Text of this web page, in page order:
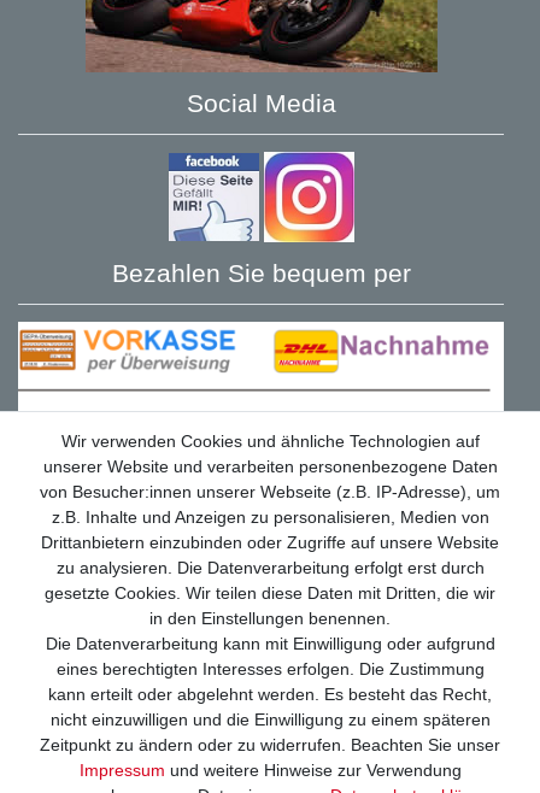
Social Media
Bezahlen Sie bequem per
Wir versenden mit
Wir verwenden Cookies und ähnliche Technologien auf
unserer Website und verarbeiten personenbezogene Daten
von Besucher:innen unserer Webseite (z.B. IP-Adresse), um
z.B. Inhalte und Anzeigen zu personalisieren, Medien von
Drittanbietern einzubinden oder Zugriffe auf unsere Website
zu analysieren. Die Datenverarbeitung erfolgt erst durch
gesetzte Cookies. Wir teilen diese Daten mit Dritten, die wir
in den Einstellungen benennen.
Die Datenverarbeitung kann mit Einwilligung oder aufgrund
eines berechtigten Interesses erfolgen. Die Zustimmung
kann erteilt oder abgelehnt werden. Es besteht das Recht,
nicht einzuwilligen und die Einwilligung zu einem späteren
Zeitpunkt zu ändern oder zu widerrufen. Beachten Sie unser
Impressum und weitere Hinweise zur Verwendung